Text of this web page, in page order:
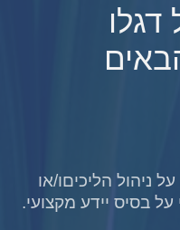
ניהול הליכיםו/או
בסיס יידע מקצועי.